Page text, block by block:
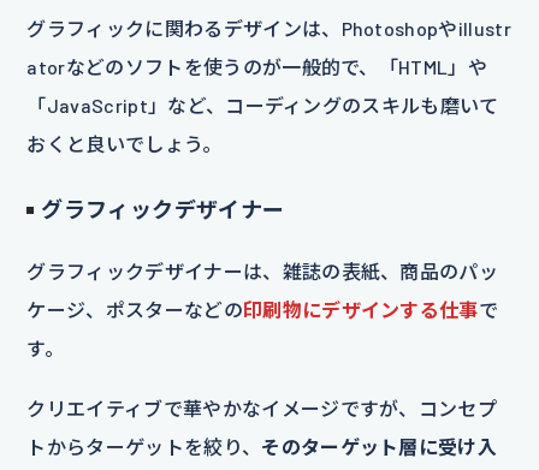
グラフィックに関わるデザインは、Photoshopやillustr
atorなどのソフトを使うのが一般的で、「HTML」や
「JavaScript」など、コーディングのスキルも磨いて
おくと良いでしょう。
グラフィックデザイナー
グラフィックデザイナーは、雑誌の表紙、商品のパッ
ケージ、ポスターなどの印刷物にデザインする仕事で
す。
クリエイティブで華やかなイメージですが、コンセプ
トからターゲットを絞り、 そのターゲット層に受け入